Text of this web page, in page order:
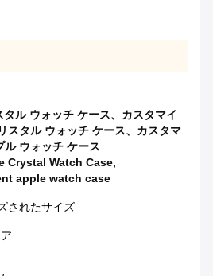
ル ウォッチ ケース、カスタマイ
スタル ウォッチ ケース、カスタマ
ル ウォッチ ケース
Crystal Watch Case,
apple watch case
されたサイズ